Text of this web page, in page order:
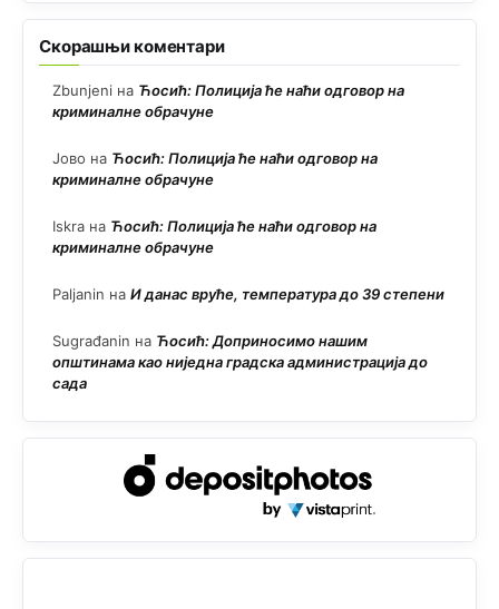
Скорашњи коментари
Zbunjeni на Ћосић: Полиција ће наћи одговор на
криминалне обрачуне
Јово на Ћосић: Полиција ће наћи одговор на
криминалне обрачуне
Iskra на Ћосић: Полиција ће наћи одговор на
криминалне обрачуне
Paljanin на И данас вруће, температура до 39 степени
Sugrađanin на Ћосић: Доприносимо нашим
општинама као ниједна градска администрација до
сада